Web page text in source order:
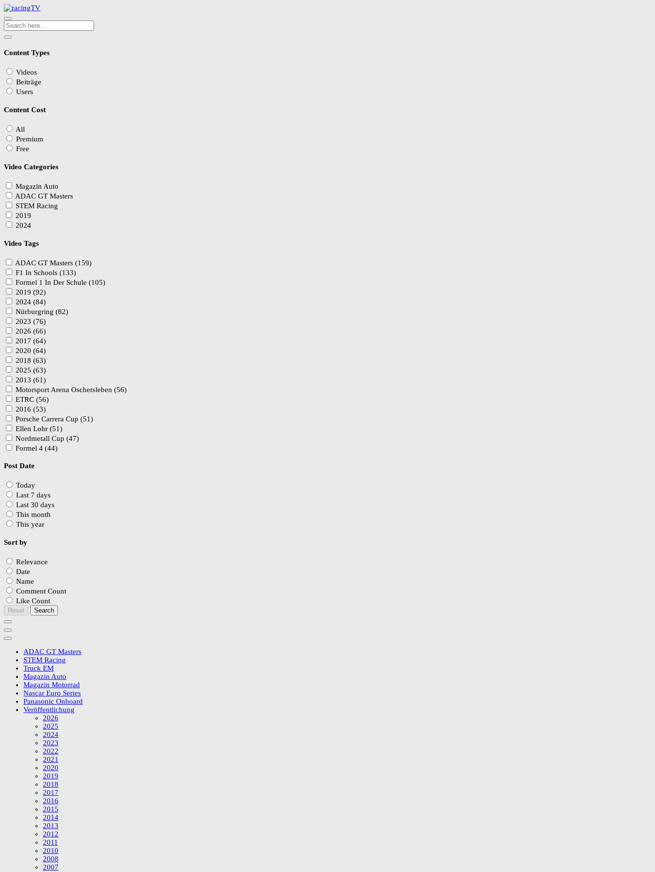
Content Types
Videos
Beiträge
Users
Content Cost
All
Premium
Free
Video Categories
Magazin Auto
ADAC GT Masters
STEM Racing
2019
2024
Video Tags
ADAC GT Masters (159)
F1 In Schools (133)
Formel 1 In Der Schule (105)
2019 (92)
2024 (84)
Nürburgring (82)
2023 (76)
2026 (66)
2017 (64)
2020 (64)
2018 (63)
2025 (63)
2013 (61)
Motorsport Arena Oschersleben (56)
ETRC (56)
2016 (53)
Porsche Carrera Cup (51)
Ellen Lohr (51)
Nordmetall Cup (47)
Formel 4 (44)
Post Date
Today
Last 7 days
Last 30 days
This month
This year
Sort by
Relevance
Date
Name
Comment Count
Like Count
Reset Search
ADAC GT Masters
STEM Racing
Truck EM
Magazin Auto
Magazin Motorrad
Nascar Euro Series
Panasonic Onboard
Veröffentlichung
2026
2025
2024
2023
2022
2021
2020
2019
2018
2017
2016
2015
2014
2013
2012
2011
2010
2008
2007